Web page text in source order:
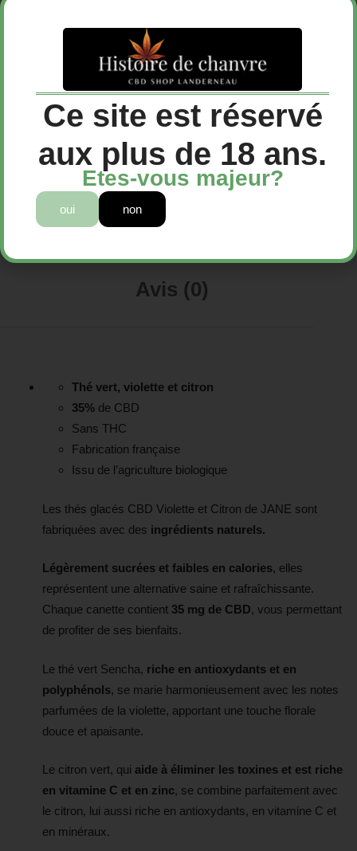
Catégories : ALIMENTS,Boissons
Marque : Jane
Description
Avis (0)
Thé vert, violette et citron
35% de CBD
Sans THC
Fabrication française
Issu de l’agriculture biologique
Les thés glacés CBD Violette et Citron de JANE sont
fabriquées avec des ingrédients naturels.
Légèrement sucrées et faibles en calories, elles
représentent une alternative saine et rafraîchissante.
Chaque canette contient 35 mg de CBD, vous permettant
de profiter de ses bienfaits.
Le thé vert Sencha, riche en antioxydants et en
polyphénols, se marie harmonieusement avec les notes
parfumées de la violette, apportant une touche florale
douce et apaisante.
Le citron vert, qui aide à éliminer les toxines et est riche
en vitamine C et en zinc, se combine parfaitement avec
le citron, lui aussi riche en antioxydants, en vitamine C et
en minéraux.
Ce site est réservé
aux plus de 18 ans.
Etes-vous majeur?
oui non